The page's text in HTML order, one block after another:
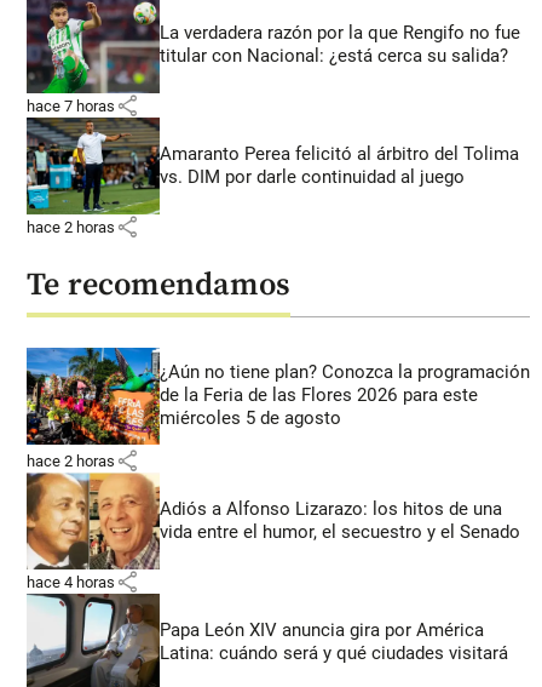
La verdadera razón por la que Rengifo no fue
titular con Nacional: ¿está cerca su salida?
hace 7 horas share
Amaranto Perea felicitó al árbitro del Tolima
vs. DIM por darle continuidad al juego
hace 2 horas share
Te recomendamos
¿Aún no tiene plan? Conozca la programación
de la Feria de las Flores 2026 para este
miércoles 5 de agosto
hace 2 horas share
Adiós a Alfonso Lizarazo: los hitos de una
vida entre el humor, el secuestro y el Senado
hace 4 horas share
Papa León XIV anuncia gira por América
Latina: cuándo será y qué ciudades visitará